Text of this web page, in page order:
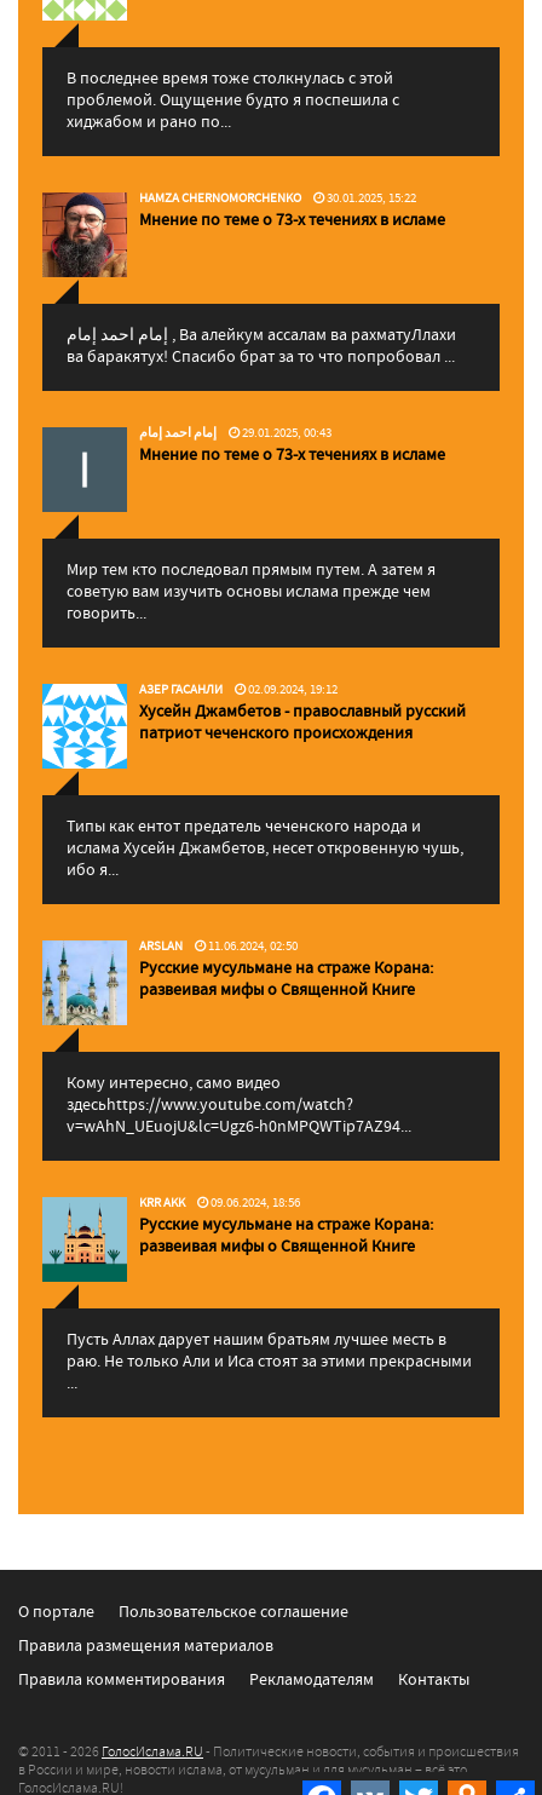
В последнее время тоже столкнулась с этой
проблемой. Ощущение будто я поспешила с
хиджабом и рано по...
HAMZA CHERNOMORCHENKO 30.01.2025, 15:22
Мнение по теме о 73-х течениях в исламе
إمام احمد إمام , Ва алейкум ассалам ва рахматуЛлахи
ва баракятух! Спасибо брат за то что попробовал ...
إمام احمد إمام 29.01.2025, 00:43
Мнение по теме о 73-х течениях в исламе
Мир тем кто последовал прямым путем. А затем я
советую вам изучить основы ислама прежде чем
говорить...
АЗЕР ГАСАНЛИ 02.09.2024, 19:12
Хусейн Джамбетов - православный русский
патриот чеченского происхождения
Типы как ентот предатель чеченского народа и
ислама Хусейн Джамбетов, несет откровенную чушь,
ибо я...
ARSLAN 11.06.2024, 02:50
Русские мусульмане на страже Корана:
pазвеивая мифы о Священной Книге
Кому интересно, само видео
здесьhttps://www.youtube.com/watch?
v=wAhN_UEuojU&lc=Ugz6-h0nMPQWTip7AZ94...
KRR AKK 09.06.2024, 18:56
Русские мусульмане на страже Корана:
pазвеивая мифы о Священной Книге
Пусть Аллах дарует нашим братьям лучшее месть в
раю. Не только Али и Иса стоят за этими прекрасными
Facebook
VK Twitter
О портале
Пользовательское соглашение
Правила размещения материалов
Правила комментирования
Рекламодателям Контакты
© 2011 - 2026 ГолосИслама.RU - Политические новости, события и происшествия
в России и мире, новости ислама, от мусульман и для мусульман – всё это
ГолосИслама.RU!